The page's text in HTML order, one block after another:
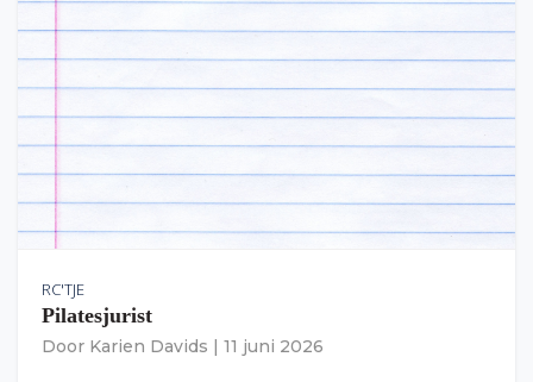
RC'TJE
Pilatesjurist
Door Karien Davids 11 juni 2026